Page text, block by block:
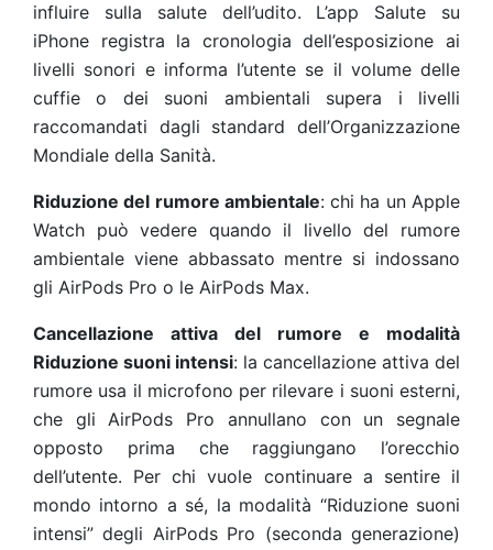
influire sulla salute dell’udito. L’app Salute su
iPhone registra la cronologia dell’esposizione ai
livelli sonori e informa l’utente se il volume delle
cuffie o dei suoni ambientali supera i livelli
raccomandati dagli standard dell’Organizzazione
Mondiale della Sanità.
Riduzione del rumore ambientale: chi ha un Apple
Watch può vedere quando il livello del rumore
ambientale viene abbassato mentre si indossano
gli AirPods Pro o le AirPods Max.
Cancellazione attiva del rumore e modalità
Riduzione suoni intensi: la cancellazione attiva del
rumore usa il microfono per rilevare i suoni esterni,
che gli AirPods Pro annullano con un segnale
opposto prima che raggiungano l’orecchio
dell’utente. Per chi vuole continuare a sentire il
mondo intorno a sé, la modalità “Riduzione suoni
intensi” degli AirPods Pro (seconda generazione)